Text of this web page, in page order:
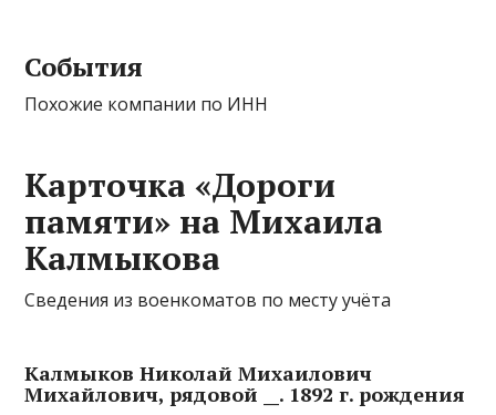
События
Похожие компании по ИНН
Карточка «Дороги
памяти» на Михаила
Калмыкова
Cведения из военкоматов по месту учёта
Калмыков Николай Михаилович
Михайлович, рядовой __. 1892 г. рождения